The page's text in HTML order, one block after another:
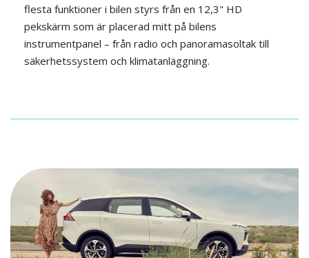
flesta funktioner i bilen styrs från en 12,3" HD
pekskärm som är placerad mitt på bilens
instrumentpanel – från radio och panoramasoltak till
säkerhetssystem och klimatanläggning.